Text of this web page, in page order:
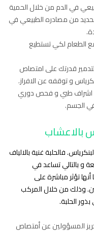
في الدم من خلال الحمية
من مصادره الطبيعي في
الطعام لكي تستطيع
قدرتك على امتصاص
و توقفه عن الافراز.
اشراف طبي و فحص دوري
الجسم.
بالاعشاب
فالحلبة غنية بالالياف
و بالتالي تساعد في
تؤثر مباشرة على
وذلك من خلال المركب
المسؤولين عن أمتصاص